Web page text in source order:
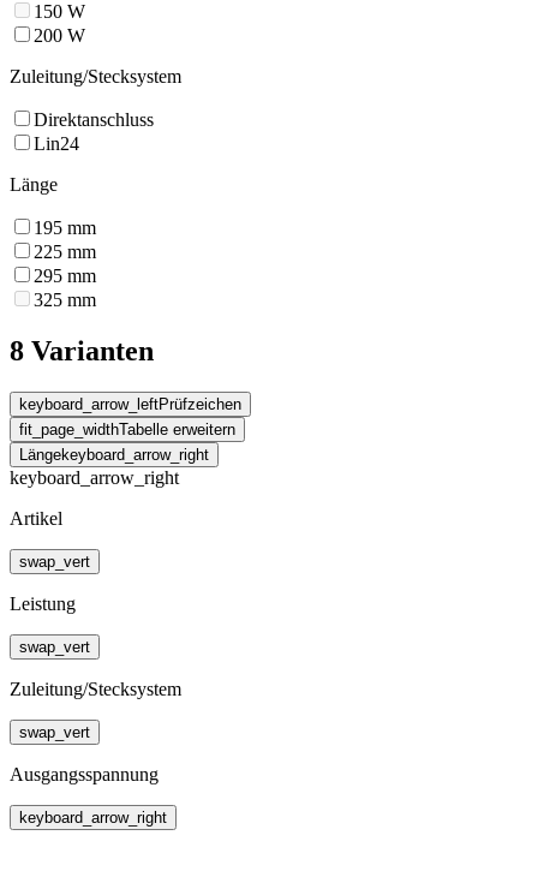
150 W
200 W
Zuleitung/Stecksystem
Direktanschluss
Lin24
Länge
195 mm
225 mm
295 mm
325 mm
8 Varianten
keyboard_arrow_leftPrüfzeichen
fit_page_widthTabelle erweitern
Längekeyboard_arrow_right
keyboard_arrow_right
Artikel
swap_vert
Leistung
swap_vert
Zuleitung/Stecksystem
swap_vert
Ausgangsspannung
keyboard_arrow_right